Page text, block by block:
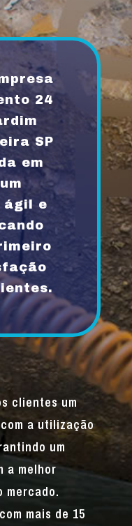
24
SP
em
ágil e
clientes um
a utilização
um
a melhor
mercado.
mais de 15